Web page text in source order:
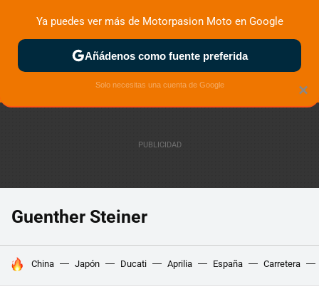
ZONA DE PRUEBAS DEPORTIVAS MOTOS ELÉCTRICAS
Guenther Steiner
HOY SE HABLA DE
China Japón Ducati Aprilia España Carretera
×
Ya puedes ver más de Motorpasion Moto en Google
Añádenos como fuente preferida
Solo necesitas una cuenta de Google